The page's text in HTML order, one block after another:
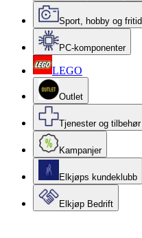
Sport, hobby og fritid
PC-komponenter
LEGO
Outlet
Tjenester og tilbehør
Kampanjer
Elkjøps kundeklubb
Elkjøp Bedrift